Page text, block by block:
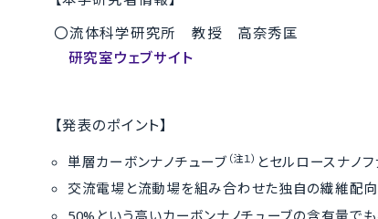
〇流体科学研究所 教授 高奈秀匡
研究室ウェブサイト
【発表のポイント】
単層カーボンナノチューブ （注１） とセルロースナノフ
交流電場と流動場を組み合わせた独自の繊維配向
50%という高いカーボンナノチューブの含有量で